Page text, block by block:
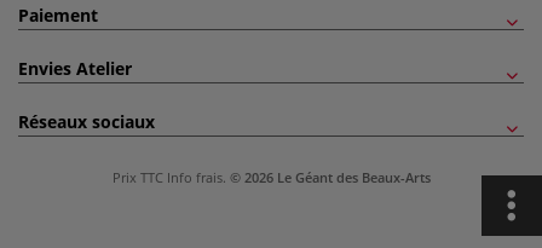
Paiement
Envies Atelier
Réseaux sociaux
Prix TTC Info frais. © 2026 Le Géant des Beaux-Arts